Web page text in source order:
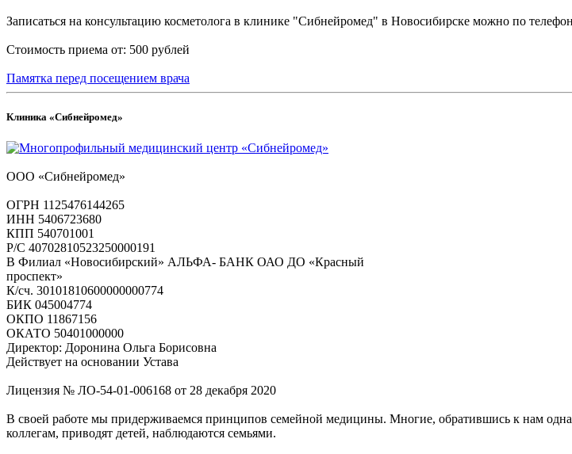
Записаться на консультацию косметолога в клинике "Сибнейромед" в Новосибирске можно по
Стоимость приема от: 500 рублей
Памятка перед посещением врача
Клиника «Сибнейромед»
ООО «Сибнейромед»
ОГРН 1125476144265
ИНН 5406723680
КПП 540701001
Р/С 40702810523250000191
В Филиал «Новосибирский» АЛЬФА- БАНК ОАО ДО «Красный
проспект»
К/сч. 30101810600000000774
БИК 045004774
ОКПО 11867156
ОКАТО 50401000000
Директор: Доронина Ольга Борисовна
Действует на основании Устава
Лицензия № ЛО-54-01-006168 от 28 декабря 2020
В своей работе мы придерживаемся принципов семейной медицины. Многие, обратившись к нам
коллегам, приводят детей, наблюдаются семьями.